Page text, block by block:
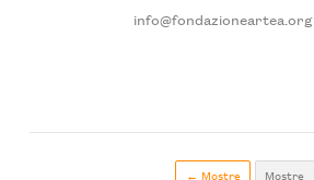
info@fondazioneartea.org
← Mostre Mostre